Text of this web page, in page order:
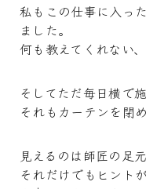
私もこの仕事に入っ
ました。
何も教えてくれない
そしてただ毎日横で
それもカーテンを閉
見えるのは師匠の足元
それだけでもヒント